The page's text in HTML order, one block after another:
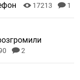
17213 1
2